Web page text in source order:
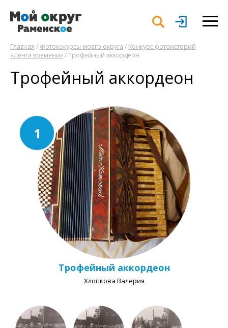
Главная / Фотококурсы моего округа / Конкурс фотоисторий
«Лента времени»/ Трофейный аккордеон
Трофейный аккордеон
1
Трофейный аккордеон
Хлопкова Валерия